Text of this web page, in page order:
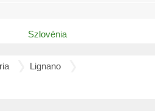
Szlovénia
Lignano